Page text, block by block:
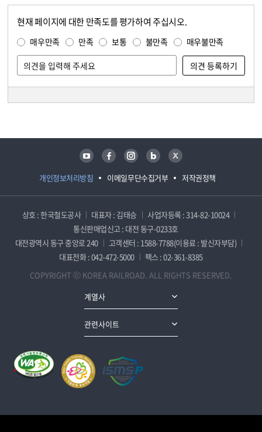
현재 페이지에 대한 만족도를 평가하여 주십시오.
매우만족 만족 보통 불만족 매우불만족
개인정보처리방침 이메일무단수집거부 저작권정책
유튜브 페이스북 인스타그램 블로그 트위터
상호 : 한국철도공사 대표자 : 김태승
사업자등록 : 314-82-10024
통신판매업신고 : 대전 동구-0233호
대전광역시 동구 중앙로 240
고객센터 : 1588-7788(이용료 : 발신자부담)
대표전화 : 042-472-5000
팩스 : 02-361-8385
COPYRIGHT ⓒ KOREA RAILROAD. ALL RIGHTS RESERVED.
계열사
관련사이트